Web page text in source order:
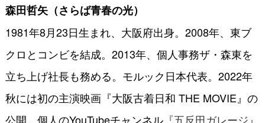
森田哲矢（さらば青春の光）
1981年8月23日生まれ、大阪府出身。2008年、東ブ
クロとコンビを結成。2013年、個人事務ザ・森東を
立ち上げ社長も務める。モルック日本代表。2022年
秋には初の主演映画『大阪古着日和 THE MOVIE』の
公開。個人のYouTubeチャンネル『五反田ガレージ』